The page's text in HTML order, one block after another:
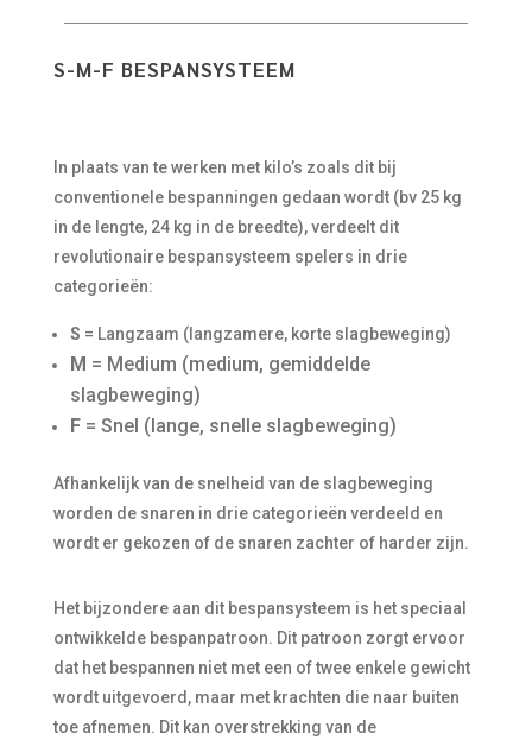
S-M-F BESPANSYSTEEM
In plaats van te werken met kilo’s zoals dit bij
conventionele bespanningen gedaan wordt (bv 25 kg
in de lengte, 24 kg in de breedte), verdeelt dit
revolutionaire bespansysteem spelers in drie
categorieën:
S = Langzaam (langzamere, korte slagbeweging)
M = Medium (medium, gemiddelde
slagbeweging)
F= Snel (lange, snelle slagbeweging)
Afhankelijk van de snelheid van de slagbeweging
worden de snaren in drie categorieën verdeeld en
wordt er gekozen of de snaren zachter of harder zijn.
Het bijzondere aan dit bespansysteem is het speciaal
ontwikkelde bespanpatroon. Dit patroon zorgt ervoor
dat het bespannen niet met een of twee enkele gewicht
wordt uitgevoerd, maar met krachten die naar buiten
toe afnemen. Dit kan overstrekking van de